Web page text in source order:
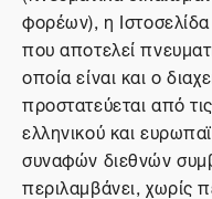
φορέων), η
που αποτελεί
οποία είναι και ο
προστατεύεται από
ελληνικού και
συναφών διεθνών
περιλαμβάνει, χωρίς